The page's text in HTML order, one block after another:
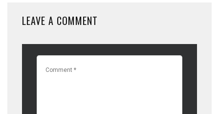
LEAVE A COMMENT